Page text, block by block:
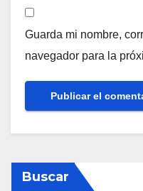
Guarda mi nombre,
navegador para la
Buscar